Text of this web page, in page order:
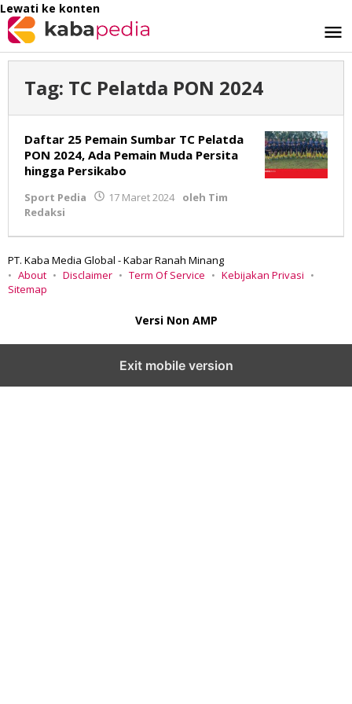
Lewati ke konten
Tag: TC Pelatda PON 2024
Daftar 25 Pemain Sumbar TC Pelatda
PON 2024, Ada Pemain Muda Persita
hingga Persikabo
Sport Pedia 17 Maret 2024 oleh Tim
Redaksi
PT. Kaba Media Global - Kabar Ranah Minang
About
Disclaimer Term Of Service
Kebijakan Privasi
Sitemap
Versi Non AMP
Exit mobile version